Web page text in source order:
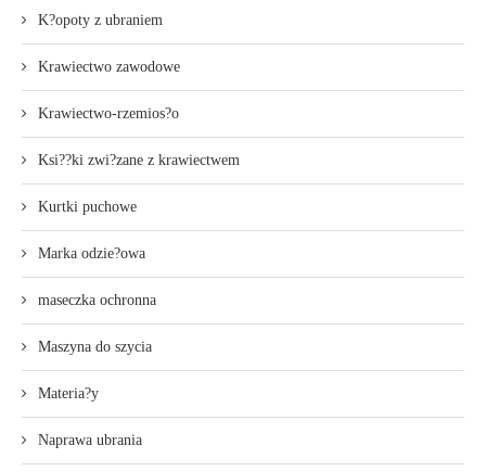
K?opoty z ubraniem
Krawiectwo zawodowe
Krawiectwo-rzemios?o
Ksi??ki zwi?zane z krawiectwem
Kurtki puchowe
Marka odzie?owa
maseczka ochronna
Maszyna do szycia
Materia?y
Naprawa ubrania